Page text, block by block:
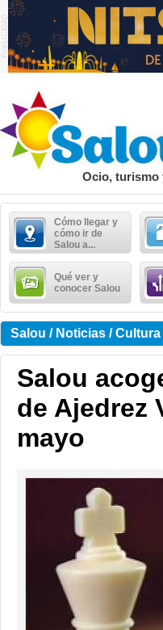
Ocio, turismo
Cómo llegar y
cómo ir de
Salou a...
Qué ver y
conocer Salou
Salou / Noticias / Cultura
Salou
de Ajedrez
mayo